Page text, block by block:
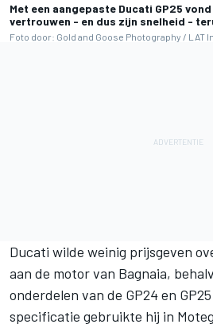
Met een aangepaste Ducati GP25
vertrouwen - en dus zijn snelheid -
Foto door: Gold and Goose Photography / LAT
Ducati wilde weinig prijsgeven
aan de motor van Bagnaia,
onderdelen van de GP24 en
specificatie gebruikte hij in